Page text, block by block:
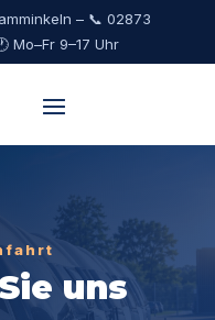
– 📞02873
Mo–Fr 9–17 Uhr
uns